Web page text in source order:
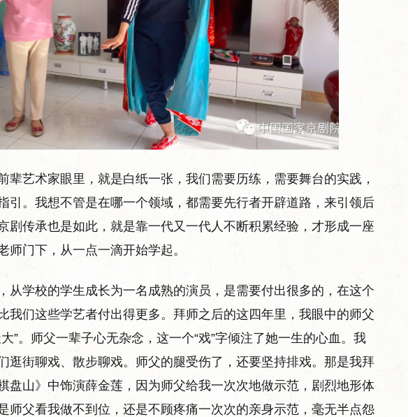
辈艺术家眼里，就是白纸一张，我们需要历练，需要舞台的实践，
引。我想不管是在哪一个领域，都需要先行者开辟道路，来引领后
剧传承也是如此，就是靠一代又一代人不断积累经验，才形成一座
师门下，从一点一滴开始学起。
从学校的学生成长为一名成熟的演员，是需要付出很多的，在这个
我们这些学艺者付出得更多。拜师之后的这四年里，我眼中的师父
。师父一辈子心无杂念，这一个“戏”字倾注了她一生的心血。我
逛街聊戏、散步聊戏。师父的腿受伤了，还要坚持排戏。那是我拜
盘山》中饰演薛金莲，因为师父给我一次次地做示范，剧烈地形体
师父看我做不到位，还是不顾疼痛一次次的亲身示范，毫无半点怨